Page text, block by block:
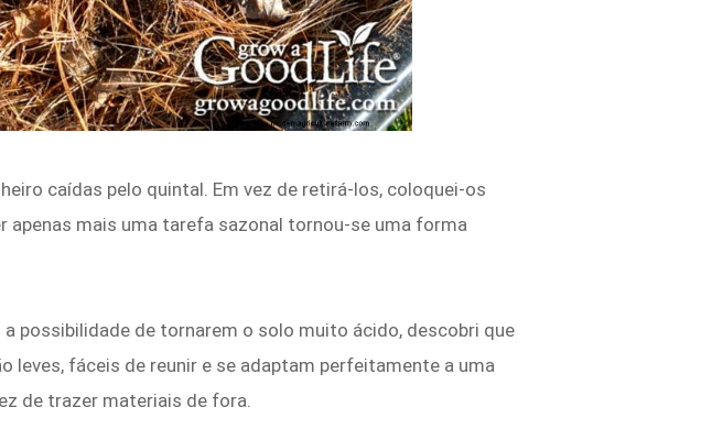
caídas pelo quintal. Em vez de retirá-los, coloquei-os
apenas mais uma tarefa sazonal tornou-se uma forma
possibilidade de tornarem o solo muito ácido, descobri que
leves, fáceis de reunir e se adaptam perfeitamente a uma
de trazer materiais de fora.